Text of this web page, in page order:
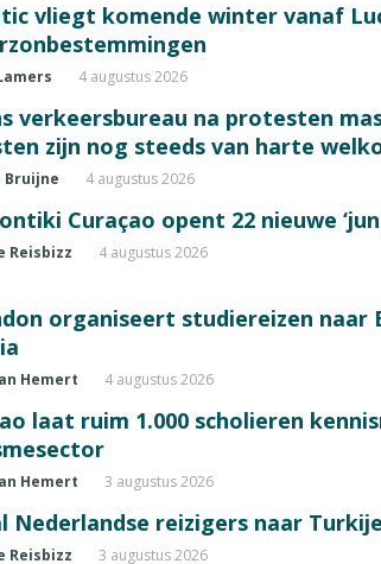
vliegt komende winter vanaf
4 augustus 2026
verkeersbureau na protesten
zijn nog steeds van harte
Bruijne 4 augustus 2026
Curaçao opent 22 nieuwe
Reisbizz 4 augustus 2026
organiseert studiereizen naar
Hemert 4 augustus 2026
laat ruim 1.000 scholieren
Hemert 3 augustus 2026
Nederlandse reizigers naar
Reisbizz 3 augustus 2026